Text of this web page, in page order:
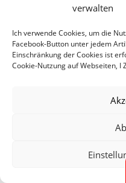
verwalten
Ich verwende Cookies, um die
Facebook-Button unter jedem
Einschränkung der Cookies ist
Cookie-Nutzung auf Webseiten, I
Homöopathie-
Wenn ich nicht
Den Grünen
Hofreiter den
Heinz Jürgen
der